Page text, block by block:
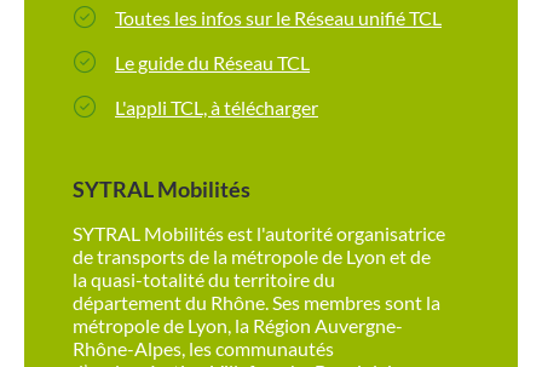
Toutes les infos sur le Réseau unifié TCL
Le guide du Réseau TCL
L'appli TCL, à télécharger
SYTRAL Mobilités
SYTRAL Mobilités est l'autorité organisatrice
de transports de la métropole de Lyon et de
la quasi-totalité du territoire du
département du Rhône. Ses membres sont la
métropole de Lyon, la Région Auvergne-
Rhône-Alpes, les communautés